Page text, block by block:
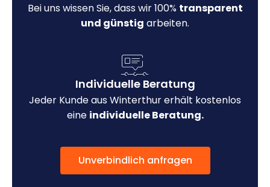
Bei uns wissen Sie, dass wir 100% transparent
und günstig arbeiten.
Individuelle Beratung
Jeder Kunde aus Winterthur erhält kostenlos
eine individuelle Beratung.
Unverbindlich anfragen